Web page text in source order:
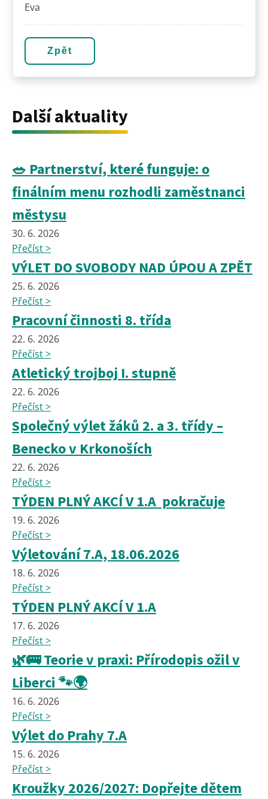
Eva
Zpět
Další aktuality
🥗 Partnerství, které funguje: o
finálním menu rozhodli zaměstnanci
městysu
30. 6. 2026
Přečíst >
VÝLET DO SVOBODY NAD ÚPOU A ZPĚT
25. 6. 2026
Přečíst >
Pracovní činnosti 8. třída
22. 6. 2026
Přečíst >
Atletický trojboj I. stupně
22. 6. 2026
Přečíst >
Společný výlet žáků 2. a 3. třídy –
Benecko v Krkonoších
22. 6. 2026
Přečíst >
TÝDEN PLNÝ AKCÍ V 1.A pokračuje
19. 6. 2026
Přečíst >
Výletování 7.A, 18.06.2026
18. 6. 2026
Přečíst >
TÝDEN PLNÝ AKCÍ V 1.A
17. 6. 2026
Přečíst >
🌿🚌 Teorie v praxi: Přírodopis ožil v
Liberci 🐾🌍
16. 6. 2026
Přečíst >
Výlet do Prahy 7.A
15. 6. 2026
Přečíst >
Kroužky 2026/2027: Dopřejte dětem